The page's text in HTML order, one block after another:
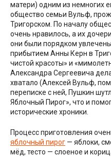
матери) одним из немногих
общество семьи Вульф,
Тригорском. По началу
очень нравилось, а их
они были порядком
прибытием Анны Керн в
чистой красоты» и
Александра Сергеевича
хватало (Алексей Вульф,
переписке с ней, Пушкин
Яблочный Пирог», что и
исторические хроники.
Процесс приготовления
яблочный пирог — яблоки,
мёд, тесто — слоеное и